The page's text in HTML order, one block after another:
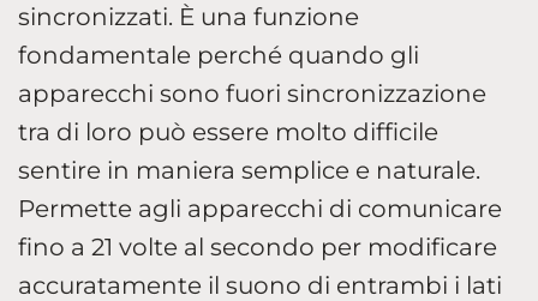
sincronizzati. È una funzione
fondamentale perché quando gli
apparecchi sono fuori sincronizzazione
tra di loro può essere molto difficile
sentire in maniera semplice e naturale.
Permette agli apparecchi di comunicare
fino a 21 volte al secondo per modificare
accuratamente il suono di entrambi i lati